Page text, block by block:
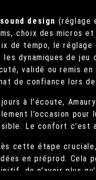
sound design (réglage
choix des micros
de tempo, le
les dynamiques de
validé ou remis en
de confiance lors
à l’écoute,
l’occasion
Le confort c’est
cette étape
en préprod. Cela
de n’avoir plus